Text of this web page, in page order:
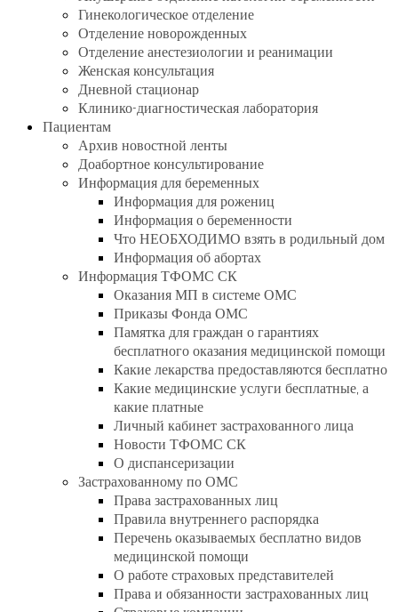
Гинекологическое отделение
Отделение новорожденных
Отделение анестезиологии и реанимации
Женская консультация
Дневной стационар
Клинико-диагностическая лаборатория
Пациентам
Архив новостной ленты
Доабортное консультирование
Информация для беременных
Информация для рожениц
Информация о беременности
Что НЕОБХОДИМО взять в родильный дом
Информация об абортах
Информация ТФОМС СК
Оказания МП в системе ОМС
Приказы Фонда ОМС
Памятка для граждан о гарантиях
бесплатного оказания медицинской помощи
Какие лекарства предоставляются бесплатно
Какие медицинские услуги бесплатные, а
какие платные
Личный кабинет застрахованного лица
Новости ТФОМС СК
О диспансеризации
Застрахованному по ОМС
Права застрахованных лиц
Правила внутреннего распорядка
Перечень оказываемых бесплатно видов
медицинской помощи
О работе страховых представителей
Права и обязанности застрахованных лиц